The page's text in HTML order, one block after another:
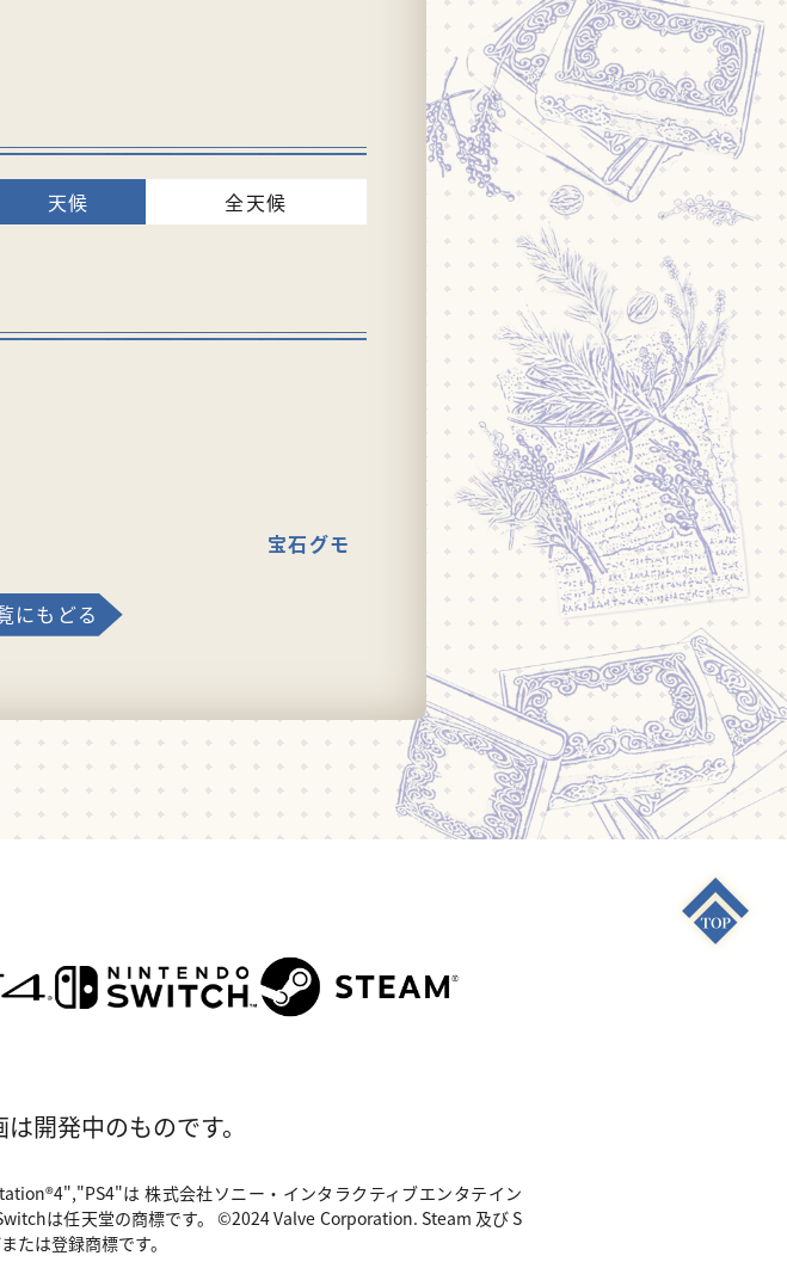
全天候
宝石グモ
にもどる
開発中のものです。
は 株式会社ソニー・インタラクティブエンタテイン
は任天堂の商標です。 ©2024 Valve Corporation. Steam 及び S
は登録商標です。